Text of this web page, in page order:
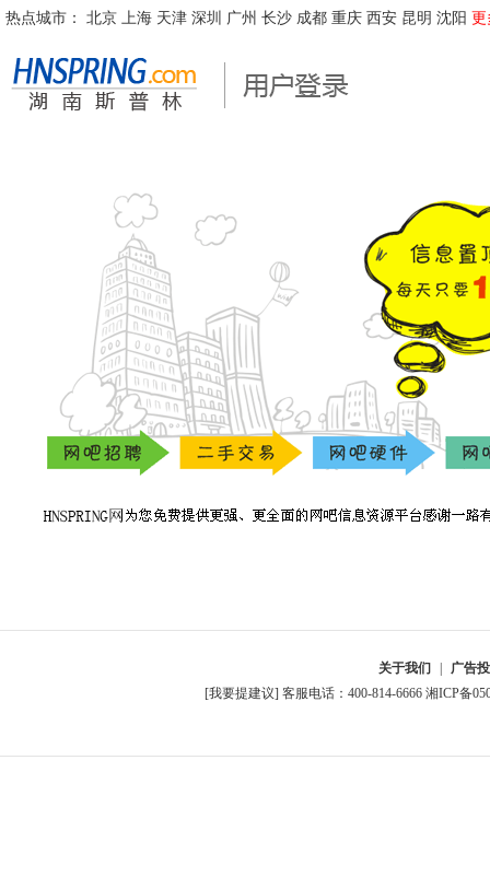
热点城市： 北京 上海 天津 深圳 广州 长沙 成都 重庆 西安 昆明 沈阳 更
关于我们
广告
[我要提建议] 客服电话：400-814-6666 湘ICP备